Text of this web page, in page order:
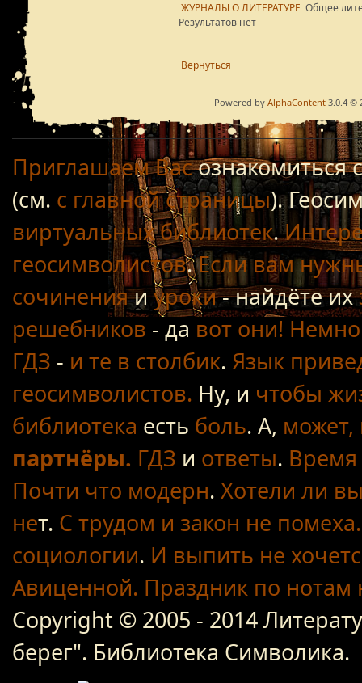
ЖУРНАЛЫ О ЛИТЕРАТУРЕ Общее
Результатов нет
Вернуться
Powered byAlphaContent 3.0.4 ©
Приглашаем Васознакомиться с
(см. с главной страницы).
виртуальных библиотек.
геосимволистов.Если вам
сочиненияиуроки- найдёте их
решебников - да вот они!
ГДЗ - и те в столбик. Язык
геосимволистов. Ну, и чтобы
библиотека есть боль. А, может,
партнёры. ГДЗ и ответы. Время
Почти что модерн. Хотели ли
нет. С трудом и закон не помеха.
социологии. И выпить не
Авиценной. Праздник по нотам
Copyright © 2005 - 2014
берег". Библиотека Символика.